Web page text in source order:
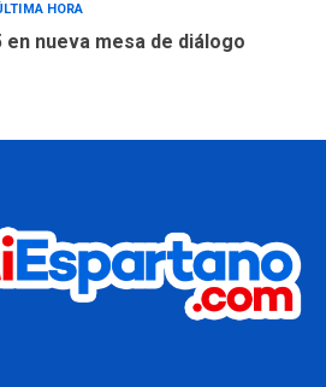
HORA
en nueva mesa de diálogo